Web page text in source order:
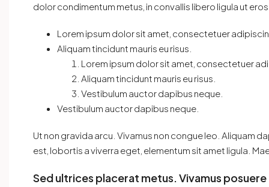
dolor condimentum metus, in convallis libero ligula ut
Lorem ipsum dolor sit amet, consectetuer
Aliquam tincidunt mauris eu risus.
Lorem ipsum dolor sit amet, consectetuer
Aliquam tincidunt mauris eu risus.
Vestibulum auctor dapibus neque.
Vestibulum auctor dapibus neque.
Ut non gravida arcu. Vivamus non congue leo. Aliquam
est, lobortis a viverra eget, elementum sit amet ligula.
Sed ultrices placerat metus. Vivamus